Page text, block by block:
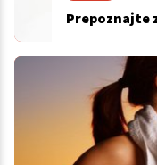
Prepoznajte